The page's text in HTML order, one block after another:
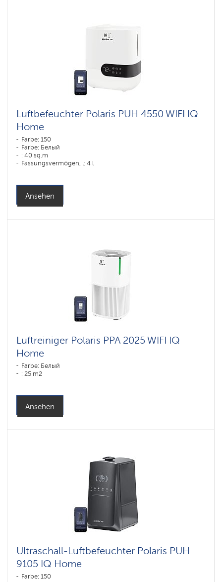
Luftbefeuchter Polaris PUH 4550 WIFI IQ
Home
Farbe: 150
Farbe: Белый
: 40 sq.m
Fassungsvermögen, l: 4 l
Ansehen
Luftreiniger Polaris PPA 2025 WIFI IQ
Home
Farbe: Белый
: 25 m2
Ansehen
Ultraschall-Luftbefeuchter Polaris PUH
9105 IQ Home
Farbe: 150